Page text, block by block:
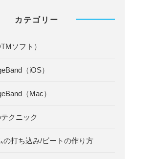
カテゴリー
ソフト）
（iOS）
（Mac）
クニック
の打ち込み/ビートの作り方